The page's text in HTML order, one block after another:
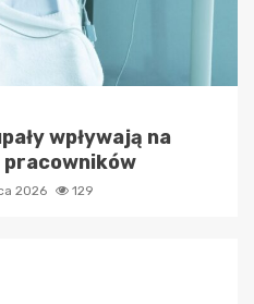
wpływają na
2026 129